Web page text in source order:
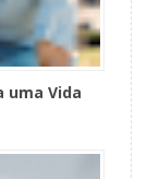
uma Vida